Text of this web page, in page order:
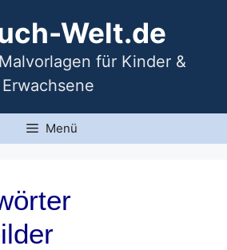
Welt.de
für Kinder &
Erwachsene
Menü